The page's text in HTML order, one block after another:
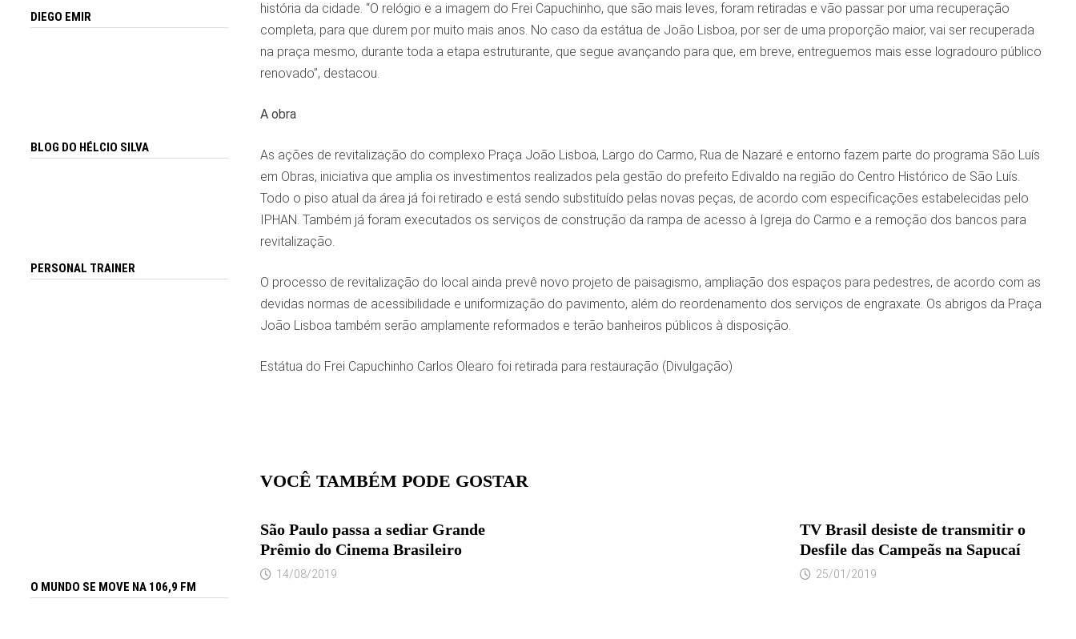
história da cidade. “O relógio e a imagem do Frei Capuchinho, que são mais leves, foram retiradas e vão passar por uma recuperação
completa, para que durem por muito mais anos. No caso da estátua de João Lisboa, por ser de uma proporção maior, vai ser recuperada
na praça mesmo, durante toda a etapa estruturante, que segue avançando para que, em breve, entreguemos mais esse logradouro público
renovado”, destacou.
A obra
As ações de revitalização do complexo Praça João Lisboa, Largo do Carmo, Rua de Nazaré e entorno fazem parte do programa São Luís
em Obras, iniciativa que amplia os investimentos realizados pela gestão do prefeito Edivaldo na região do Centro Histórico de São Luís.
Todo o piso atual da área já foi retirado e está sendo substituído pelas novas peças, de acordo com especificações estabelecidas pelo
IPHAN. Também já foram executados os serviços de construção da rampa de acesso à Igreja do Carmo e a remoção dos bancos para
revitalização.
O processo de revitalização do local ainda prevê novo projeto de paisagismo, ampliação dos espaços para pedestres, de acordo com as
devidas normas de acessibilidade e uniformização do pavimento, além do reordenamento dos serviços de engraxate. Os abrigos da Praça
João Lisboa também serão amplamente reformados e terão banheiros públicos à disposição.
Estátua do Frei Capuchinho Carlos Olearo foi retirada para restauração (Divulgação)
VOCÊ TAMBÉM PODE GOSTAR
São Paulo passa a sediar Grande
Prêmio do Cinema Brasileiro
14/08/2019
TV Brasil desiste de transmitir o
Desfile das Campeãs na Sapucaí
25/01/2019
DIEGO EMIR
BLOG DO HÉLCIO SILVA
PERSONAL TRAINER
O MUNDO SE MOVE NA 106,9 FM